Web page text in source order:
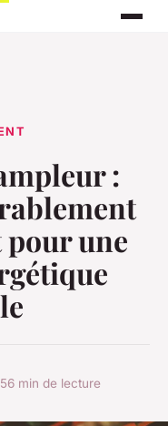
:
une
6 min de lecture